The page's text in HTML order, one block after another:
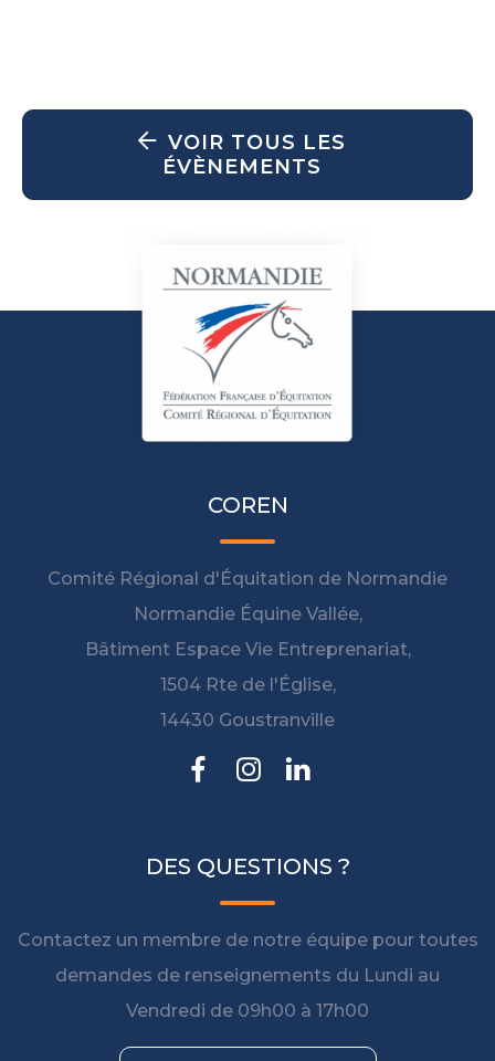
VOIR TOUS LES
ÉVÈNEMENTS
COREN
Comité Régional d'Équitation de Normandie
Normandie Équine Vallée,
Bâtiment Espace Vie Entreprenariat,
1504 Rte de l'Église,
14430 Goustranville
DES QUESTIONS ?
Contactez un membre de notre équipe pour toutes
demandes de renseignements du Lundi au
Vendredi de 09h00 à 17h00